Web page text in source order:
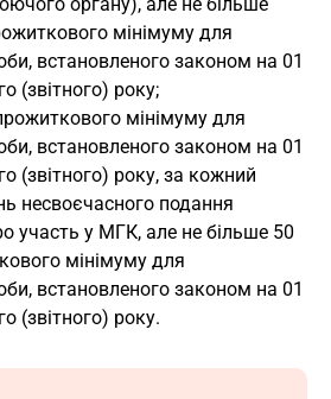
мінімуму для
встановленого законом на 01
(звітного) року;
мінімуму для
встановленого законом на 01
(звітного) року, за кожний
несвоєчасного подання
участь у МГК, але не більше 50
мінімуму для
встановленого законом на 01
(звітного) року.